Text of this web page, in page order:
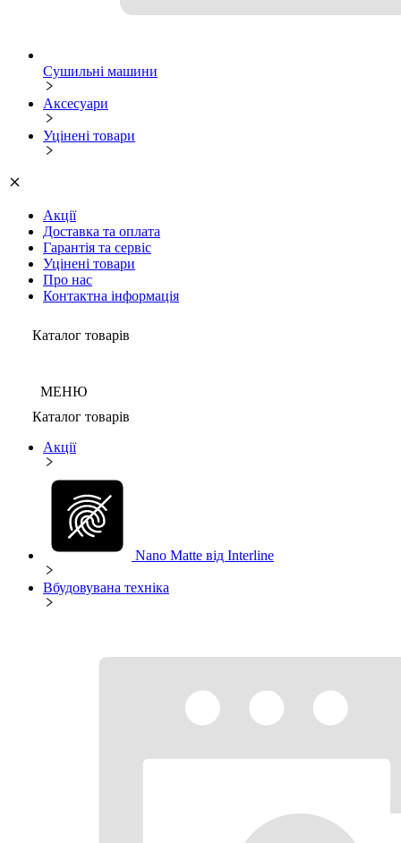
Сушильні машини
Аксесуари
Уцінені товари
Акції
Доставка та оплата
Гарантія та сервіс
Уцінені товари
Про нас
Контактна інформація
Каталог товарів
МЕНЮ
Каталог товарів
Акції
Nano Matte від Interline
Вбудовувана техніка